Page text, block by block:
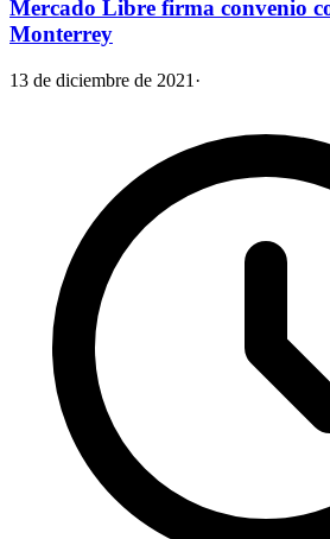
Mercado Libre firma convenio
Monterrey
13 de diciembre de 2021 ·